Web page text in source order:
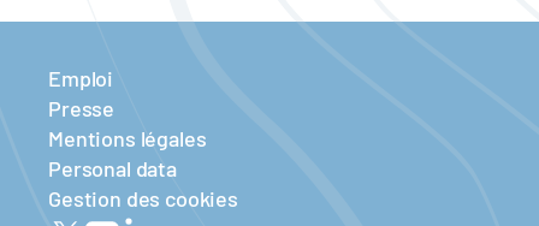
Emploi
Presse
Mentions légales
Personal data
Gestion des cookies